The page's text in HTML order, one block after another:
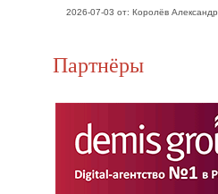
2026-07-03 от: Королёв Александр
Партнёры